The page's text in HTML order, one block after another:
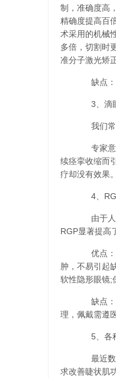
制，准确度高
精确度提高百
术采用的机械
多倍，切割时
准分子激光矫
缺点：不
3、滴
我们常看
专家意见
续痉挛收缩而
疗却没有效果
4、
由于人的
RGP显著提高
优点：治
肿，不易引起
软性隐形眼镜;
缺点：适
理，佩戴需遵
5、各
最近数年
求改善睫状肌